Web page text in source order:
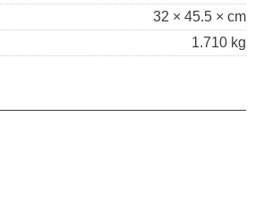
32 × 45.5 × cm
1.710 kg